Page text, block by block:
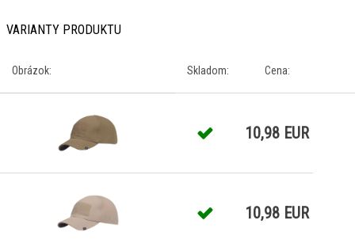
VARIANTY PRODUKTU
Obrázok: Skladom: Cena:
10,98 EUR
10,98 EUR